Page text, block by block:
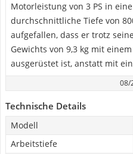
Motorleistung von 3 PS in
durchschnittliche Tiefe von
aufgefallen, dass er trotz
Gewichts von 9,3 kg mit
ausgerüstet ist, anstatt mit
08/
Technische Details
Modell
Arbeitstiefe